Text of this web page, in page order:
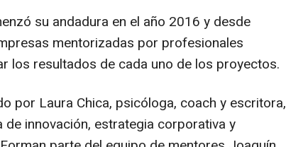
su andadura en el año 2016 y desde
mentorizadas por profesionales
los resultados de cada uno de los proyectos.
por Laura Chica, psicóloga, coach y escritora,
de innovación, estrategia corporativa y